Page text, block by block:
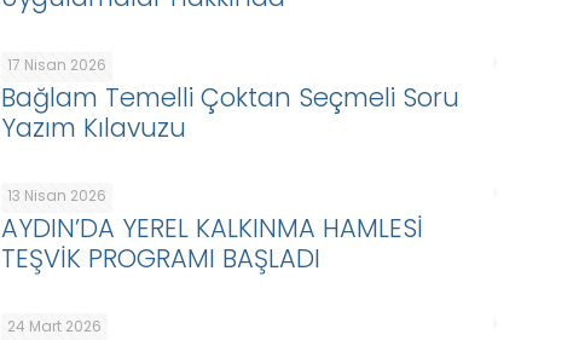
17 Nisan 2026
Bağlam Temelli Çoktan Seçmeli Soru
Yazım Kılavuzu
13 Nisan 2026
AYDIN’DA YEREL KALKINMA HAMLESİ
TEŞVİK PROGRAMI BAŞLADI
24 Mart 2026